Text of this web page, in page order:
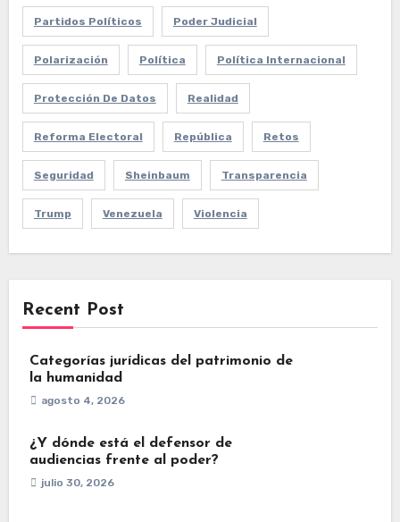
Partidos Políticos Poder Judicial
Polarización Política Política Internacional
Protección De Datos Realidad
Reforma Electoral República Retos
Seguridad Sheinbaum Transparencia
Trump Venezuela Violencia
Recent Post
Categorías jurídicas del patrimonio de
la humanidad
agosto 4, 2026
¿Y dónde está el defensor de
audiencias frente al poder?
julio 30, 2026